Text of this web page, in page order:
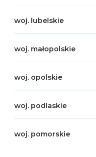
woj. lubelskie
woj. małopolskie
woj. opolskie
woj. podlaskie
woj. pomorskie